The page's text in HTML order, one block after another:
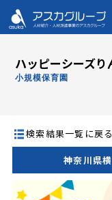
ハッピーシーズり
小規模保育園
検索結果一覧に戻る
神奈川県